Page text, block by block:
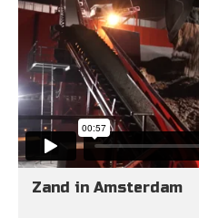
Zand in Amsterdam